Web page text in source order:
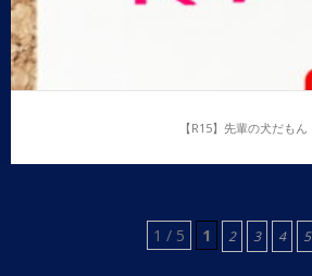
【R15】先輩の犬だもん
【R15】先輩の犬だもん
1 / 5 1 2 3 4 5